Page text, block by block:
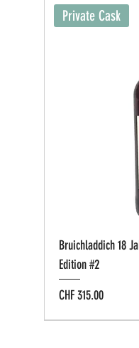
Private Cask
Bruichladdich 18
Edition #2
Preis
CHF 315.00